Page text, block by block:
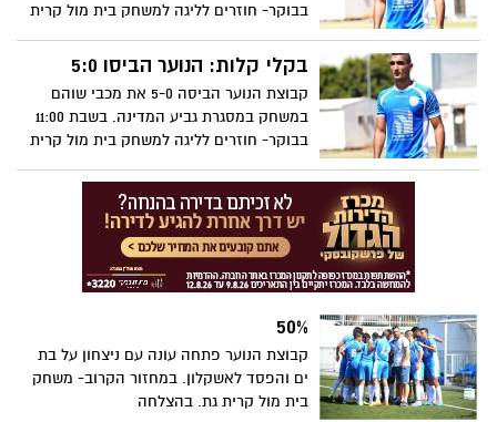
בבוקר- חוזרים לליגה למשחק בית מול קרית
בקלי קלות: הנוער הביסו 5:0
קבוצת הנוער הביסה 5-0 את מכבי שוהם
במשחק במסגרת גביע המדינה. בשבת 11:00
בבוקר- חוזרים לליגה למשחק בית מול קרית
50%
קבוצת הנוער פתחה עונה עם ניצחון על בת
ים והפסד לאשקלון. במחזור הקרוב- משחק
בית מול קרית גת. בהצלחה